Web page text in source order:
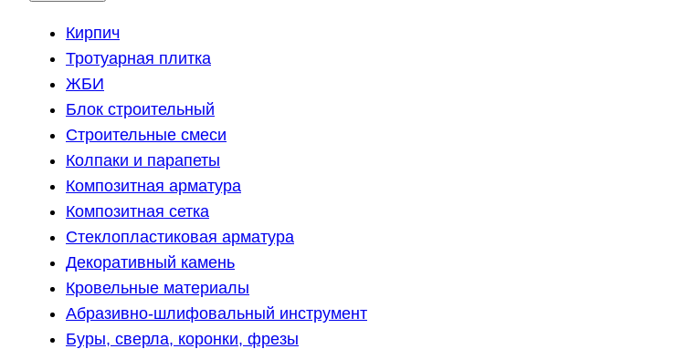
Кирпич
Тротуарная плитка
ЖБИ
Блок строительный
Строительные смеси
Колпаки и парапеты
Композитная арматура
Композитная сетка
Стеклопластиковая арматура
Декоративный камень
Кровельные материалы
Абразивно-шлифовальный инструмент
Буры, сверла, коронки, фрезы